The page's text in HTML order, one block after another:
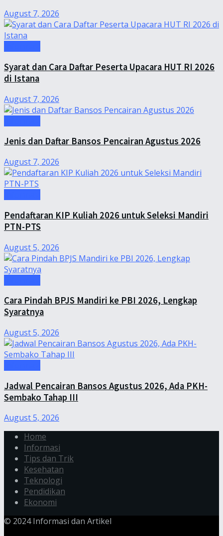
August 7, 2026
Syarat dan Cara Daftar Peserta Upacara HUT RI 2026
di Istana
August 7, 2026
Jenis dan Daftar Bansos Pencairan Agustus 2026
August 7, 2026
Pendaftaran KIP Kuliah 2026 untuk Seleksi Mandiri
PTN-PTS
August 5, 2026
Cara Pindah BPJS Mandiri ke PBI 2026, Lengkap
Syaratnya
August 5, 2026
Jadwal Pencairan Bansos Agustus 2026, Ada PKH-
Sembako Tahap III
August 5, 2026
Home
Informasi
Tips dan Trik
Kesehatan
Teknologi
Pendidikan
Ekonomi
© 2024 Informasi dan Artikel